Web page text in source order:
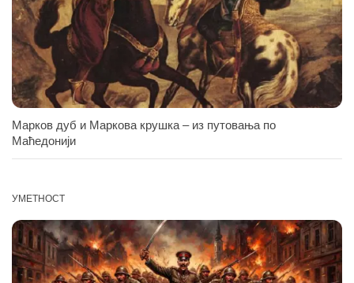
Марков дуб и Маркова крушка – из путовања по
Маћедонији
УМЕТНОСТ